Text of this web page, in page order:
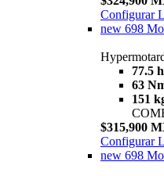
Configurar
new 698
77.5
63
151
$315,900
Configurar
new 698